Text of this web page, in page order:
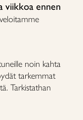
viikkoa ennen
noin kahta
tarkemmat
Tarkistathan